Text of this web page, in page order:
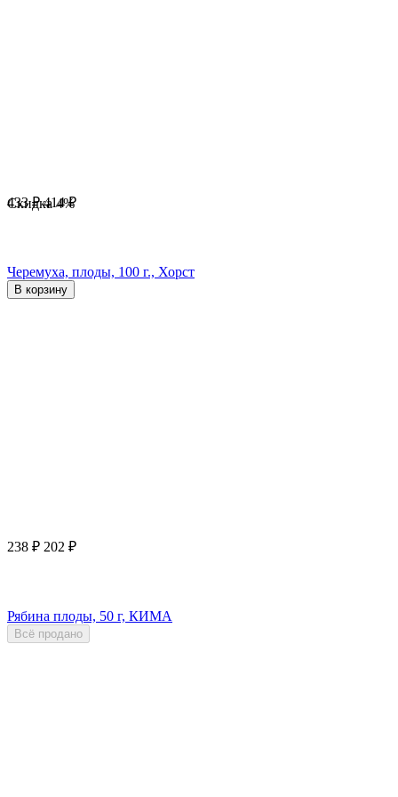
Скидка4%
433 ₽ 414 ₽
Черемуха, плоды, 100 г., Хорст
В корзину
238 ₽ 202 ₽
Рябина плоды, 50 г, КИМА
Всё продано